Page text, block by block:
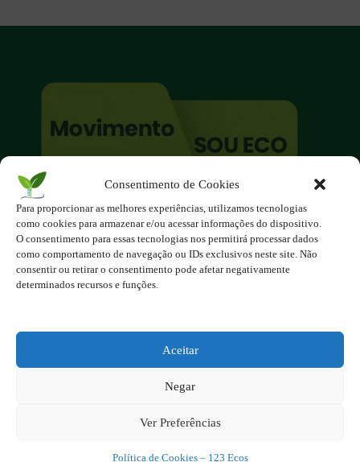
Consentimento de Cookies
Para proporcionar as melhores experiências, utilizamos tecnologias
como cookies para armazenar e/ou acessar informações do dispositivo.
O consentimento para essas tecnologias nos permitirá processar dados
como comportamento de navegação ou IDs exclusivos neste site. Não
consentir ou retirar o consentimento pode afetar negativamente
determinados recursos e funções.
Aceitar
Negar
Ver Preferências
Política de Cookies – 123 Ecos
O site é um movimento ambientalista!
Participe você também!
Podemos fazer muito
se nos unirmos!
Inscreva-se na Newsletter
2025 - Todos os direitos reservados à
Layout da home e rodapé criado por